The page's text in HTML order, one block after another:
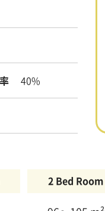
40%
2 Bed Room